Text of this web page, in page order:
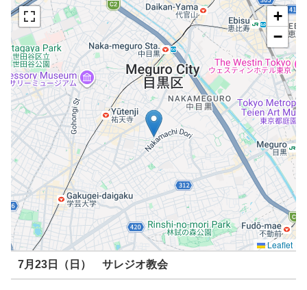
+
−
Leaflet
7月23日（日） サレジオ教会